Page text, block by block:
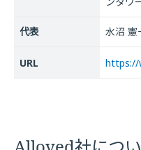
代表 水沼 憲
URL https://